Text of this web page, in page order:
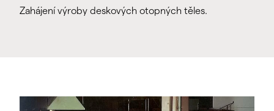
Zahájení výroby deskových otopných těles.